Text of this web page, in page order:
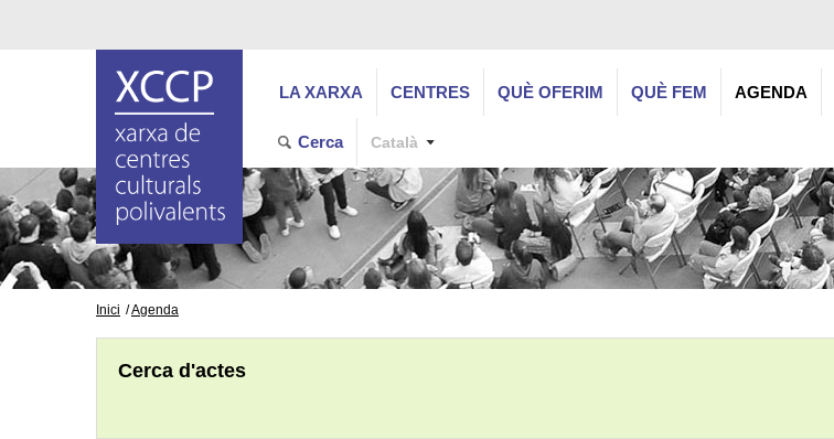
LA XARXA CENTRES QUÈ OFERIM QUÈ FEM AGENDA
Cerca Català
Inici Agenda
Cerca d'actes